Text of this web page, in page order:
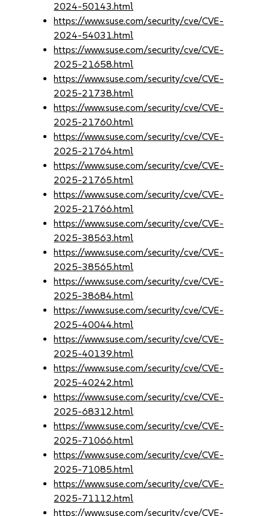
2024-50143.html
https://www.suse.com/security/cve/CVE-
2024-54031.html
https://www.suse.com/security/cve/CVE-
2025-21658.html
https://www.suse.com/security/cve/CVE-
2025-21738.html
https://www.suse.com/security/cve/CVE-
2025-21760.html
https://www.suse.com/security/cve/CVE-
2025-21764.html
https://www.suse.com/security/cve/CVE-
2025-21765.html
https://www.suse.com/security/cve/CVE-
2025-21766.html
https://www.suse.com/security/cve/CVE-
2025-38563.html
https://www.suse.com/security/cve/CVE-
2025-38565.html
https://www.suse.com/security/cve/CVE-
2025-38684.html
https://www.suse.com/security/cve/CVE-
2025-40044.html
https://www.suse.com/security/cve/CVE-
2025-40139.html
https://www.suse.com/security/cve/CVE-
2025-40242.html
https://www.suse.com/security/cve/CVE-
2025-68312.html
https://www.suse.com/security/cve/CVE-
2025-71066.html
https://www.suse.com/security/cve/CVE-
2025-71085.html
https://www.suse.com/security/cve/CVE-
2025-71112.html
https://www.suse.com/security/cve/CVE-